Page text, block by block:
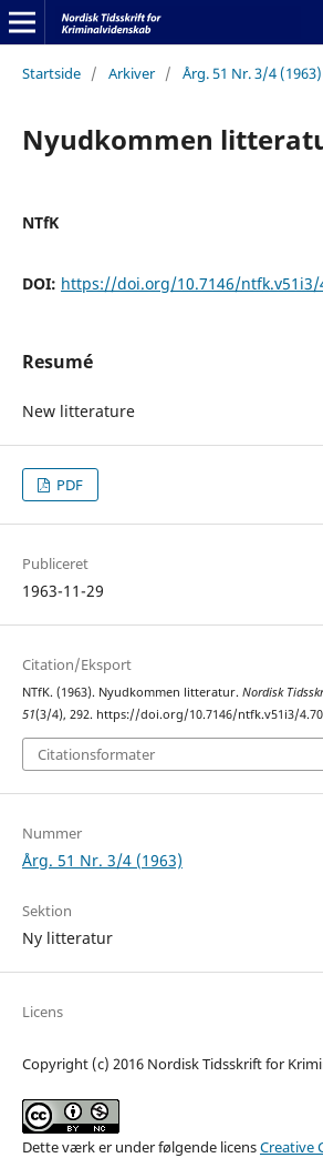
Startside / Arkiver / Årg. 51 Nr. 3/4 (1963)
Nyudkommen
NTfK
DOI: https://doi.org/10.7146/ntfk.v51i3/
Resumé
New litterature
PDF
Publiceret
1963-11-29
Citation/Eksport
NTfK. (1963). Nyudkommen litteratur. Nordisk
51(3/4), 292. https://doi.org/10.7146/ntfk.v51i3/
Citationsformater
Nummer
Årg. 51 Nr. 3/4 (1963)
Sektion
Ny litteratur
Licens
Copyright (c) 2016 Nordisk Tidsskrift for
Dette værk er under følgende licensCreative